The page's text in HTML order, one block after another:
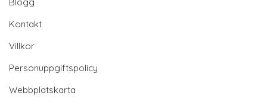
Kontakt
Villkor
Personuppgiftspolicy
Webbplatskarta